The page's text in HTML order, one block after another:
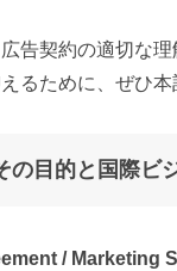
告契約の適切な
るために、ぜひ本
の目的と国際ビ
/ Marketing